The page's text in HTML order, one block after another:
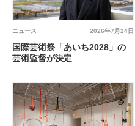
2026年7月24日
ニュース
国際芸術祭「あいち2028」の
芸術監督が決定